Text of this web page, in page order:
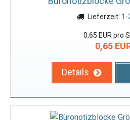
Lieferzeit: 1-
0,65 EUR pro
0,65
Details